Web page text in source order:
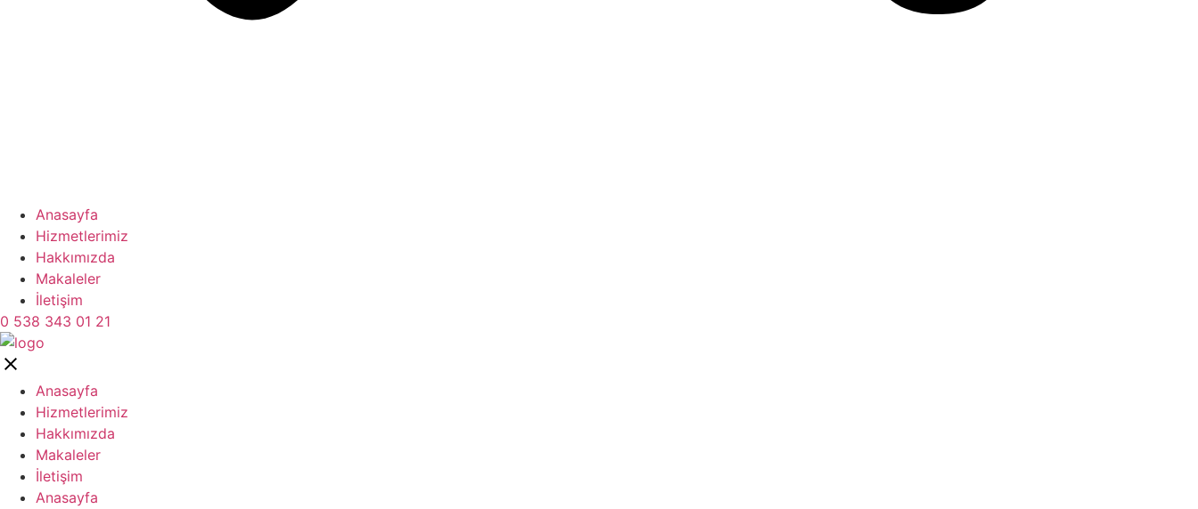
Anasayfa
Hizmetlerimiz
Hakkımızda
Makaleler
İletişim
0 538 343 01 21
Anasayfa
Hizmetlerimiz
Hakkımızda
Makaleler
İletişim
Anasayfa